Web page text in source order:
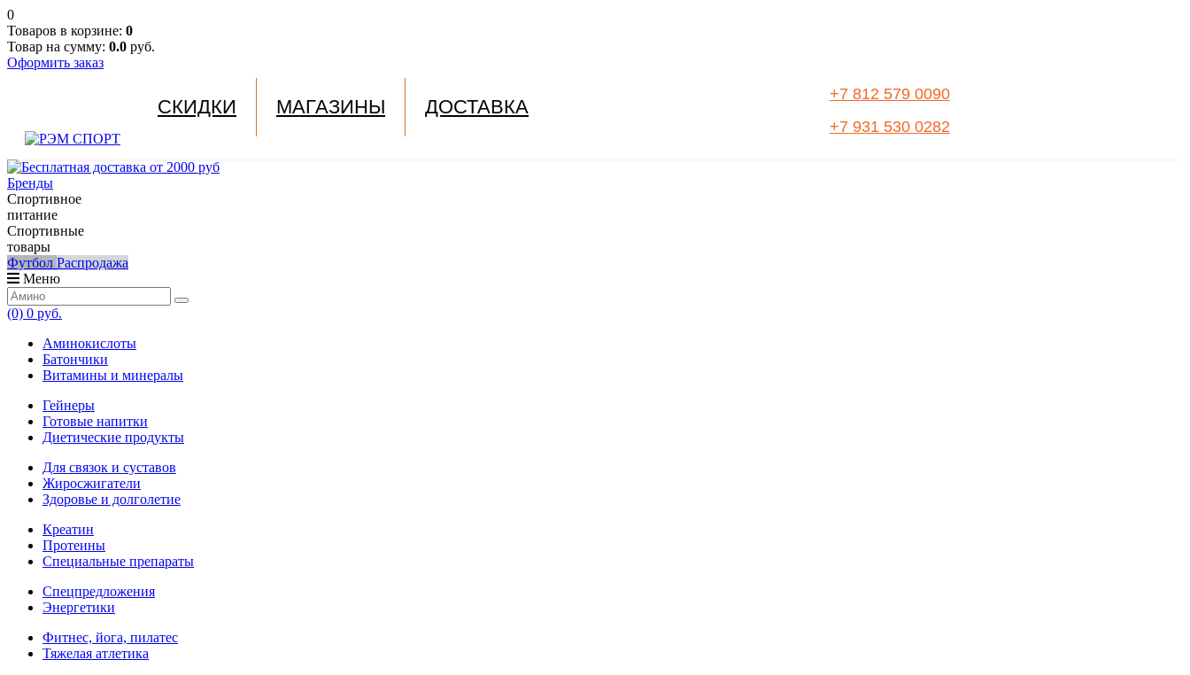
0
Товаров в корзине: 0
Товар на сумму: 0.0 руб.
Оформить заказ
СКИДКИ МАГАЗИНЫ ДОСТАВКА
+7 812 579 0090
+7 931 530 0282
Бренды
Спортивное
питание
Спортивные
товары
Футбол Распродажа
Меню
(0) 0 руб.
Аминокислоты
Батончики
Витамины и минералы
Гейнеры
Готовые напитки
Диетические продукты
Для связок и суставов
Жиросжигатели
Здоровье и долголетие
Креатин
Протеины
Специальные препараты
Спецпредложения
Энергетики
Фитнес, йога, пилатес
Тяжелая атлетика